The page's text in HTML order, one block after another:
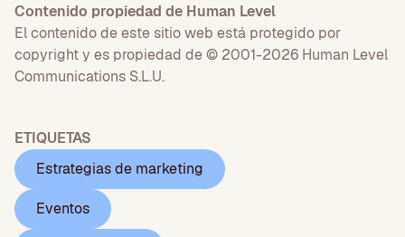
Contenido propiedad de Human Level
El contenido de este sitio web está protegido por
copyright y es propiedad de © 2001-2026 Human Level
Communications S.L.U.
ETIQUETAS
Estrategias de marketing
Eventos